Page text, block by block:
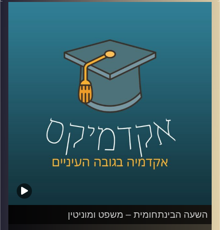
בנושאי שיווק וקמעונאות רלוונטים ביותר, הן
לצרכנים, אך בעיקר לאנשים מהתעשייה
כיום, בתור האחראית לתחום הלמידה
ההיברידית בפקולטה למנהל עסקים
באוניברסיטת רייכמן, היא מבינה כמה עולמות
הקמעונאות והלמידה שעוברים טרנספורמציה
ומתאימים את עצמם לעולם האון ליין (לקורונה
שלום), דומים מאי פעם
לקוחות, פרסונליזציה של לקוחות, ונראה כמה
למידה וקמעונאות נהיים דומים מיום ליום
השעה הבינתחומית – משפט ומוניטין